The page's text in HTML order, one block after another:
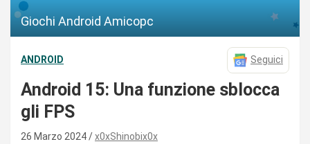
Giochi Android Amicopc
ANDROID Seguici
Android 15: Una funzione sblocca
gli FPS
26 Marzo 2024 x0xShinobix0x